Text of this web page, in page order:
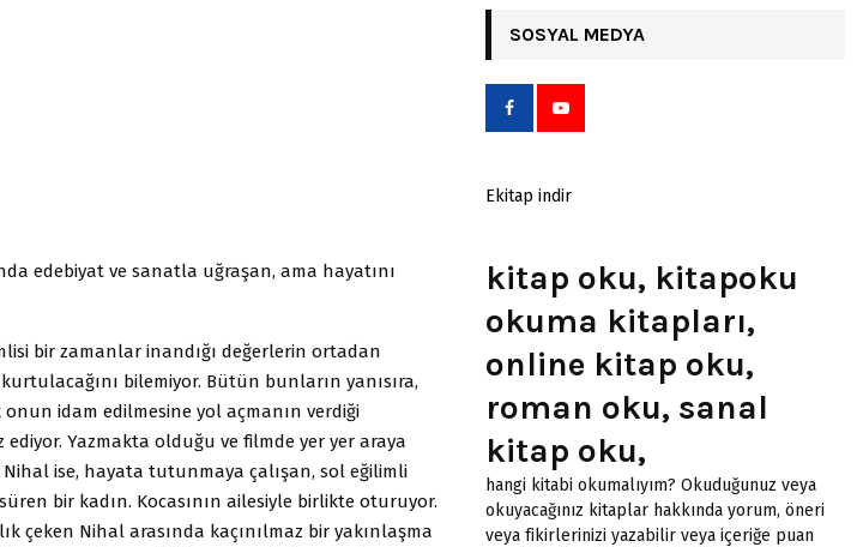
edebiyat ve sanatla uğraşan, ama hayatını
bir zamanlar inandığı değerlerin ortadan
bilemiyor. Bütün bunların yanısıra,
idam edilmesine yol açmanın verdiği
Yazmakta olduğu ve filmde yer yer araya
ise, hayata tutunmaya çalışan, sol eğilimli
bir kadın. Kocasının ailesiyle birlikte oturuyor.
çeken Nihal arasında kaçınılmaz bir yakınlaşma
SOSYAL MEDYA
Ekitap indir
kitap oku, kitapoku
okuma kitapları,
online kitap oku,
roman oku, sanal
kitap oku,
hangi kitabi okumalıyım? Okuduğunuz veya
okuyacağınız kitaplar hakkında yorum, öneri
veya fikirlerinizi yazabilir veya içeriğe puan